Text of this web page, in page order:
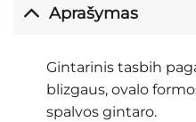
Aprašymas
Gintarinis tasbih
blizgaus, ovalo
spalvos gintaro.